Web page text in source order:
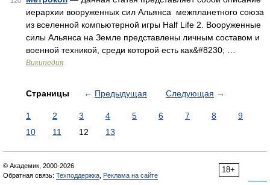
иерархии вооруженных сил Альянса межпланетного союза
из вселенной компьютерной игры Half Life 2. Вооруженные
силы Альянса на Земле представлены личным составом и
военной техникой, среди которой есть как&#8230; …
Википедия
Страницы ← Предыдущая Следующая →
1 2 3 4 5 6 7 8
9
10
11 12 13
18+
© Академик, 2000-2026
Обратная связь: Техподдержка Реклама на сайте